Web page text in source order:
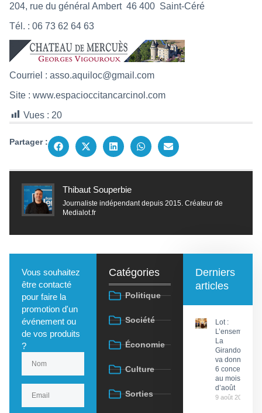
204, rue du général Ambert 46 400 Saint-Céré
Tél. : 06 73 62 64 63
Courriel : asso.aquiloc@gmail.com
Site : www.espacioccitancarcinol.com
Vues : 20
Partager :
Thibaut Souperbie
Journaliste indépendant depuis 2015. Créateur de
Medialot.fr
Vous souhaitez
être contacté
pour faire la
promotion d'un
événement ou
de vos produits
?
Catégories
Politique
Société
Économie
Culture
Sorties
Derniers
articles
Lot :
L’ensemble
La
Girandola
va donner
6 concerts
au mois
d’août
9 août 2026